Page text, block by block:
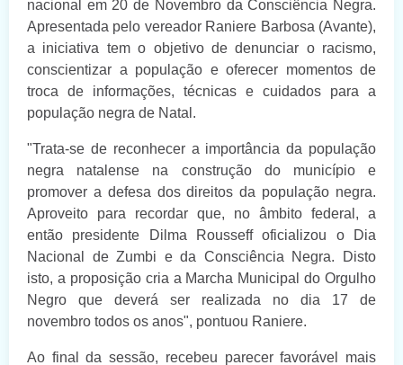
nacional em 20 de Novembro da Consciência Negra.
Apresentada pelo vereador Raniere Barbosa (Avante),
a iniciativa tem o objetivo de denunciar o racismo,
conscientizar a população e oferecer momentos de
troca de informações, técnicas e cuidados para a
população negra de Natal.
"Trata-se de reconhecer a importância da população
negra natalense na construção do município e
promover a defesa dos direitos da população negra.
Aproveito para recordar que, no âmbito federal, a
então presidente Dilma Rousseff oficializou o Dia
Nacional de Zumbi e da Consciência Negra. Disto
isto, a proposição cria a Marcha Municipal do Orgulho
Negro que deverá ser realizada no dia 17 de
novembro todos os anos", pontuou Raniere.
Ao final da sessão, recebeu parecer favorável mais